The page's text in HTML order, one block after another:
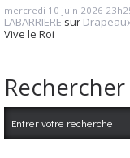
mercredi 10 juin 2026
LABARRIERE sur
Vive le Roi
Rechercher